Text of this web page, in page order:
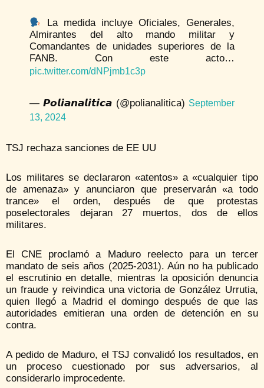
La medida incluye Oficiales, Generales,
Almirantes del alto mando militar y
Comandantes de unidades superiores de la
FANB. Con este acto…
pic.twitter.com/dNPjmb1c3p
— 𝙋𝙤𝙡𝙞𝙖𝙣𝙖𝙡𝙞𝙩𝙞𝙘𝙖 (@polianalitica) September
13, 2024
TSJ rechaza sanciones de EE UU
Los militares se declararon «atentos» a «cualquier tipo
de amenaza» y anunciaron que preservarán «a todo
trance» el orden, después de que protestas
poselectorales dejaran 27 muertos, dos de ellos
militares.
El CNE proclamó a Maduro reelecto para un tercer
mandato de seis años (2025-2031). Aún no ha publicado
el escrutinio en detalle, mientras la oposición denuncia
un fraude y reivindica una victoria de González Urrutia,
quien llegó a Madrid el domingo después de que las
autoridades emitieran una orden de detención en su
contra.
A pedido de Maduro, el TSJ convalidó los resultados, en
un proceso cuestionado por sus adversarios, al
considerarlo improcedente.